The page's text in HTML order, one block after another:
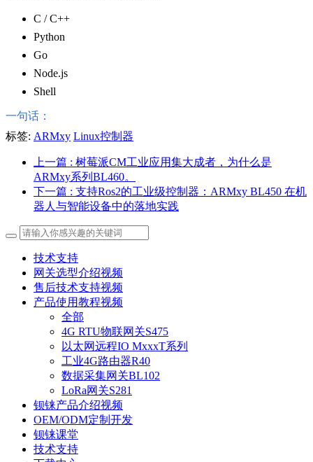
C / C++
Python
Go
Node.js
Shell
一句话：
标签: ARMxy Linux控制器
上一篇 : 树莓派CM工业应用集大成者，为什么是
ARMxy系列BL460。
下一篇 : 支持Ros2的工业级控制器：ARMxy BL450 在机
器人与智能设备中的落地实践
技术支持
网关选型介绍视频
售后技术支持视频
产品使用教程视频
全部
4G RTU物联网关S475
以太网远程IO MxxxT系列
工业4G路由器R40
数据采集网关BL102
LoRa网关S281
钡铼产品介绍视频
OEM/ODM定制开发
钡铼课堂
技术支持